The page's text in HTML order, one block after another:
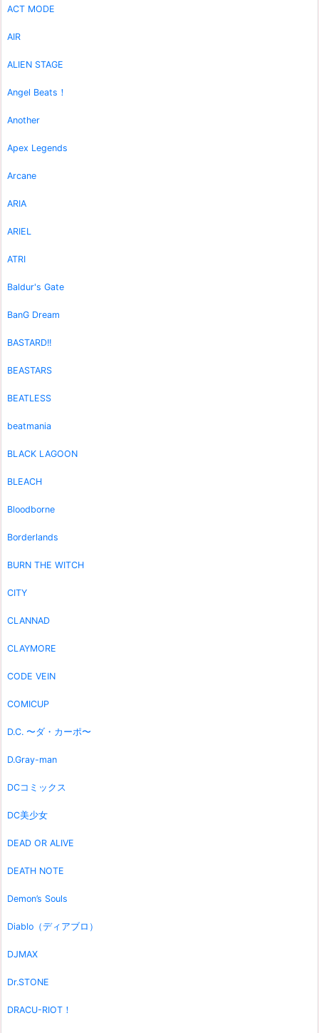
ACT MODE
AIR
ALIEN STAGE
Angel Beats！
Another
Apex Legends
Arcane
ARIA
ARIEL
ATRI
Baldur's Gate
BanG Dream
BASTARD!!
BEASTARS
BEATLESS
beatmania
BLACK LAGOON
BLEACH
Bloodborne
Borderlands
BURN THE WITCH
CITY
CLANNAD
CLAYMORE
CODE VEIN
COMICUP
D.C. 〜ダ・カーポ〜
D.Gray-man
DCコミックス
DC美少女
DEAD OR ALIVE
DEATH NOTE
Demon’s Souls
Diablo（ディアブロ）
DJMAX
Dr.STONE
DRACU-RIOT！